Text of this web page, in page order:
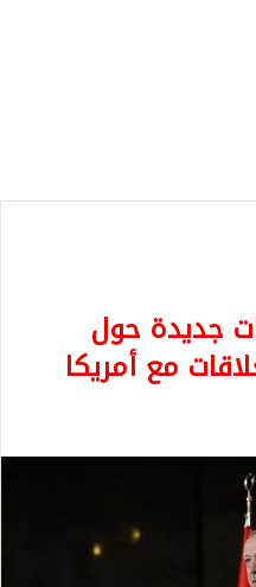
جديدة حول
مع أمريكا